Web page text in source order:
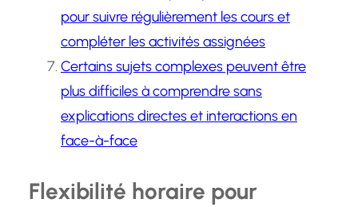
pour suivre régulièrement les cours et
compléter les activités assignées
Certains sujets complexes peuvent être
plus difficiles à comprendre sans
explications directes et interactions en
face-à-face
Flexibilité horaire pour